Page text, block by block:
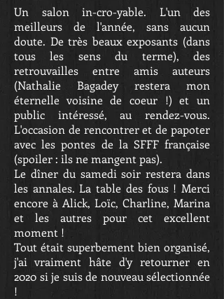
Un salon in-cro-yable. L'un des
meilleurs de l'année, sans aucun
doute. De très beaux exposants (dans
tous les sens du terme), des
retrouvailles entre amis auteurs
(Nathalie Bagadey restera mon
éternelle voisine de coeur !) et un
public intéressé, au rendez-vous.
L'occasion de rencontrer et de papoter
avec les pontes de la SFFF française
(spoiler : ils ne mangent pas).
Le dîner du samedi soir restera dans
les annales. La table des fous ! Merci
encore à Alick, Loïc, Charline, Marina
et les autres pour cet excellent
moment !
Tout était superbement bien organisé,
j'ai vraiment hâte d'y retourner en
2020 si je suis de nouveau sélectionnée
!